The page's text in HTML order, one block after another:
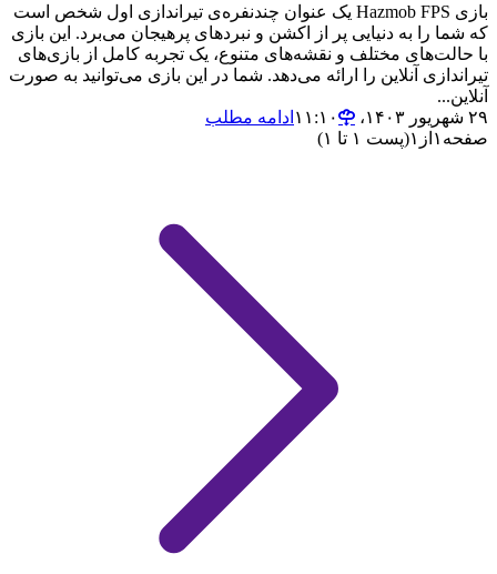
بازی Hazmob FPS یک عنوان چندنفره‌ی تیراندازی اول شخص است
که شما را به دنیایی پر از اکشن و نبردهای پرهیجان می‌برد. این بازی
با حالت‌های مختلف و نقشه‌های متنوع، یک تجربه کامل از بازی‌های
تیراندازی آنلاین را ارائه می‌دهد. شما در این بازی می‌توانید به صورت
آنلاین...
۲۹ شهریور ۱۴۰۳،‏ ۱۱:۱۰
ادامه مطلب
صفحه ۱ از ۱(پست ۱ تا ۱)